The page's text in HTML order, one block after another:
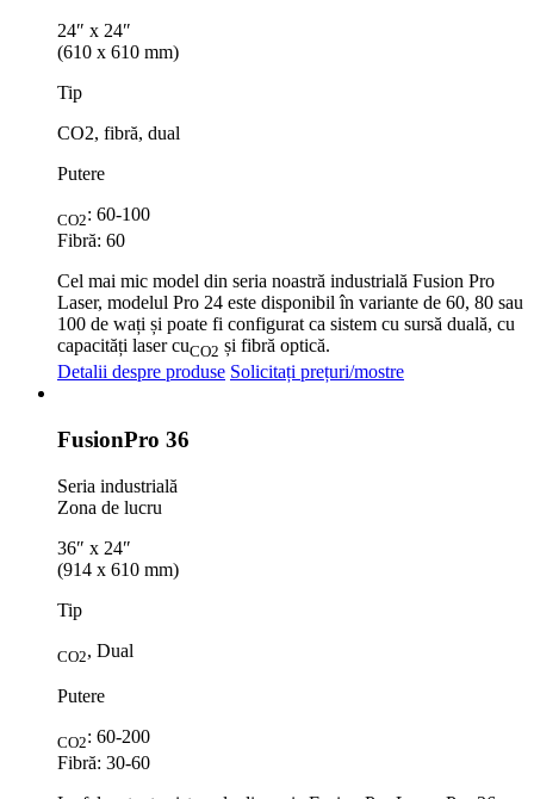
24″ x 24″
(610 x 610 mm)
Tip
CO2, fibră, dual
Putere
CO2: 60-100
Fibră: 60
Cel mai mic model din seria noastră industrială Fusion Pro
Laser, modelul Pro 24 este disponibil în variante de 60, 80 sau
100 de wați și poate fi configurat ca sistem cu sursă duală, cu
capacități laser cuCO2 și fibră optică.
Detalii despre produse Solicitați prețuri/mostre
FusionPro 36
Seria industrială
Zona de lucru
36″ x 24″
(914 x 610 mm)
Tip
CO2, Dual
Putere
CO2: 60-200
Fibră: 30-60